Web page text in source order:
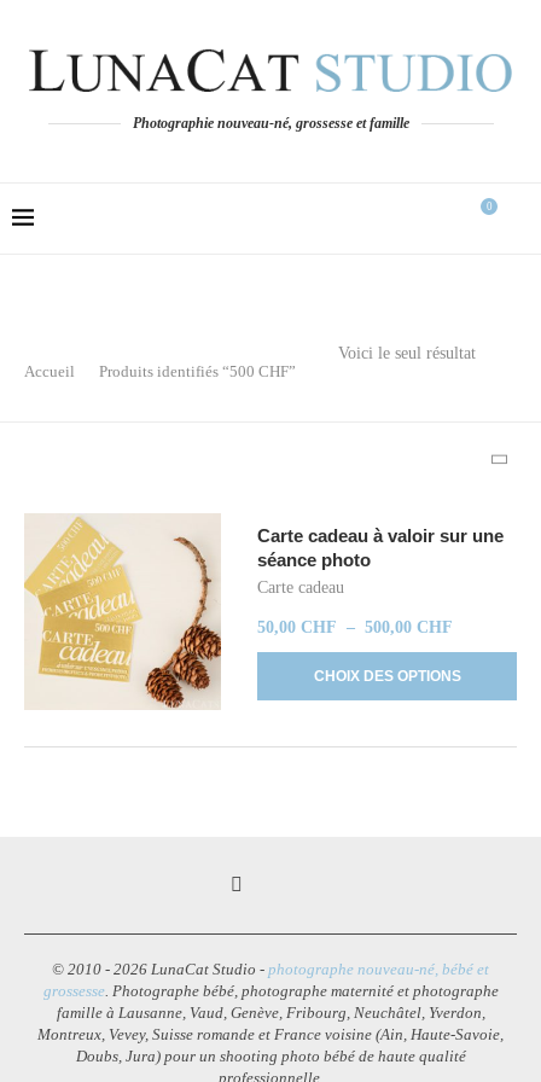
Photographie nouveau-né, grossesse et famille
0
Accueil Produits identifiés “500 CHF”
Voici le seul résultat
Carte cadeau à valoir sur une
séance photo
Carte cadeau
50,00CHF – 500,00CHF
CHOIX DES OPTIONS
© 2010 - 2026 LunaCat Studio - photographe nouveau-né, bébé et
grossesse. Photographe bébé, photographe maternité et photographe
famille à Lausanne, Vaud, Genève, Fribourg, Neuchâtel, Yverdon,
Montreux, Vevey, Suisse romande et France voisine (Ain, Haute-Savoie,
Doubs, Jura) pour un shooting photo bébé de haute qualité
professionnelle.